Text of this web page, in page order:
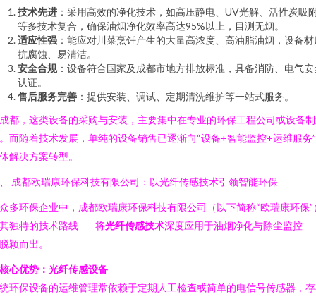
技术先进 ：采用高效的净化技术，如高压静电、UV光解、活性炭吸
等多技术复合，确保油烟净化效率高达95%以上，目测无烟。
适应性强 ：能应对川菜烹饪产生的大量高浓度、高油脂油烟，设备材
抗腐蚀、易清洁。
安全合规：设备符合国家及成都市地方排放标准，具备消防、电气安
认证。
售后服务完善 ：提供安装、调试、定期清洗维护等一站式服务。
都，这类设备的采购与安装，主要集中在专业的环保工程公司或设备
而随着技术发展，单纯的设备销售已逐渐向“设备+智能监控+运维服务
解决方案转型。
成都欧瑞康环保科技有限公司：以光纤传感技术引领智能环保
多环保企业中，成都欧瑞康环保科技有限公司（以下简称“欧瑞康环保”
独特的技术路线——将光纤传感技术深度应用于油烟净化与除尘监控
颖而出。
核心优势：光纤传感设备
环保设备的运维管理常依赖于定期人工检查或简单的电信号传感器，